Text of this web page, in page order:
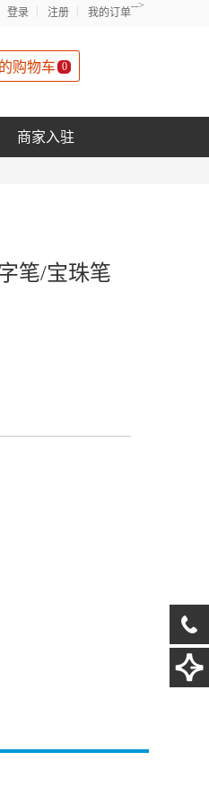
-->
登录 注册 我的订单
购物车 0
商家入驻
笔/宝珠笔